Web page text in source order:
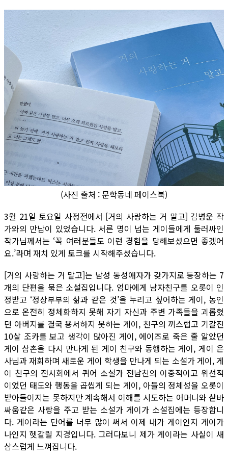
(사진 출처 : 문학동네 페이스북)
3월 21일 토요일 사정전에서 [거의 사랑하는 거 말고] 김병운 작
가와의 만남이 있었습니다. 서른 명이 넘는 게이들에게 둘러싸인
작가님께서는 ‘꼭 여러분들도 이런 경험을 당해보셨으면 좋겠어
요.’라며 재치 있게 토크를 시작해주셨습니다.
[거의 사랑하는 거 말고]는 남성 동성애자가 갖가지로 등장하는 7
개의 단편을 묶은 소설집입니다. 엄마에게 남자친구를 오롯이 인
정받고 ‘정상부부의 삶과 같은 것’을 누리고 싶어하는 게이, 농인
으로 온전히 정체화하지 못해 자기 자신과 주변 가족들을 괴롭혔
던 아버지를 결국 용서하지 못하는 게이, 친구의 끼스럽고 기갈진
10살 조카를 보고 생각이 많아진 게이, 에이즈로 죽은 줄 알았던
게이 삼촌을 다시 만나게 된 게이 친구와 동행하는 게이, 게이 은
사님과 재회하며 새로운 게이 학생을 만나게 되는 소설가 게이, 게
이 친구의 전시회에서 퀴어 소설가 전남친의 이중적이고 위선적
이었던 태도와 행동을 곱씹게 되는 게이, 아들의 정체성을 오롯이
받아들이지는 못하지만 계속해서 이해를 시도하는 어머니와 샅바
싸움같은 사랑을 주고 받는 소설가 게이가 소설집에는 등장합니
다. 게이라는 단어를 너무 많이 써서 이제 내가 게이인지 게이가
나인지 헷갈릴 지경입니다. 그러다보니 제가 게이라는 사실이 새
삼스럽게 느껴집니다.